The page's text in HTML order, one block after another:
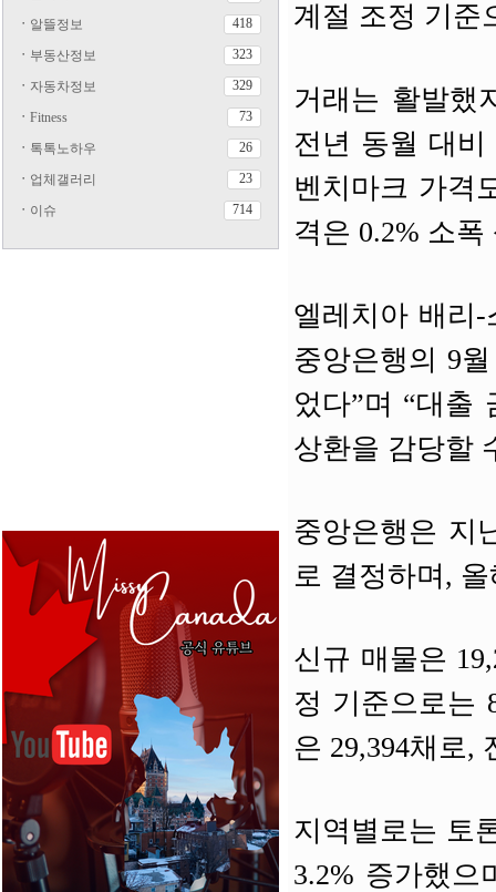
ㆍ 알뜰정보 418
ㆍ 부동산정보 323
ㆍ 자동차정보 329
ㆍ Fitness 73
ㆍ 톡톡노하우 26
ㆍ 업체갤러리 23
ㆍ 이슈 714
계절 조정 기준
거래는 활발했
전년 동월 대비
벤치마크 가격
격은 0.2% 소
엘레치아 배리-
중앙은행의 9
었다”며 “대출
상환을 감당할
중앙은행은 지
로 결정하며,
신규 매물은
정 기준으로는
은 29,394채로,
지역별로는 토
3.2% 증가했으